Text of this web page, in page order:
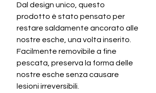
Dal design unico, questo
prodotto è stato pensato per
restare saldamente ancorato alle
nostre esche, una volta inserito.
Facilmente removibile a fine
pescata, preserva la forma delle
nostre esche senza causare
lesioni irreversibili.